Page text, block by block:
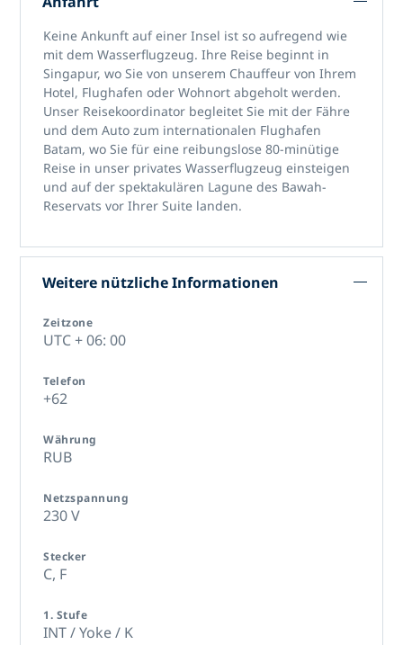
Keine Ankunft auf einer Insel ist so aufregend wie
mit dem Wasserflugzeug. Ihre Reise beginnt in
Singapur, wo Sie von unserem Chauffeur von Ihrem
Hotel, Flughafen oder Wohnort abgeholt werden.
Unser Reisekoordinator begleitet Sie mit der Fähre
und dem Auto zum internationalen Flughafen
Batam, wo Sie für eine reibungslose 80-minütige
Reise in unser privates Wasserflugzeug einsteigen
und auf der spektakulären Lagune des Bawah-
Reservats vor Ihrer Suite landen.
Weitere nützliche Informationen
Zeitzone
UTC + 06: 00
Telefon
+62
Währung
RUB
Netzspannung
230 V
Stecker
C, F
1. Stufe
INT / Yoke / K